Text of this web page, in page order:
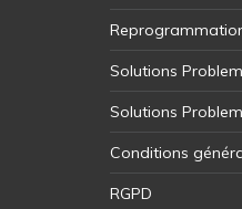
Solutions
Solutions
Conditions
RGPD